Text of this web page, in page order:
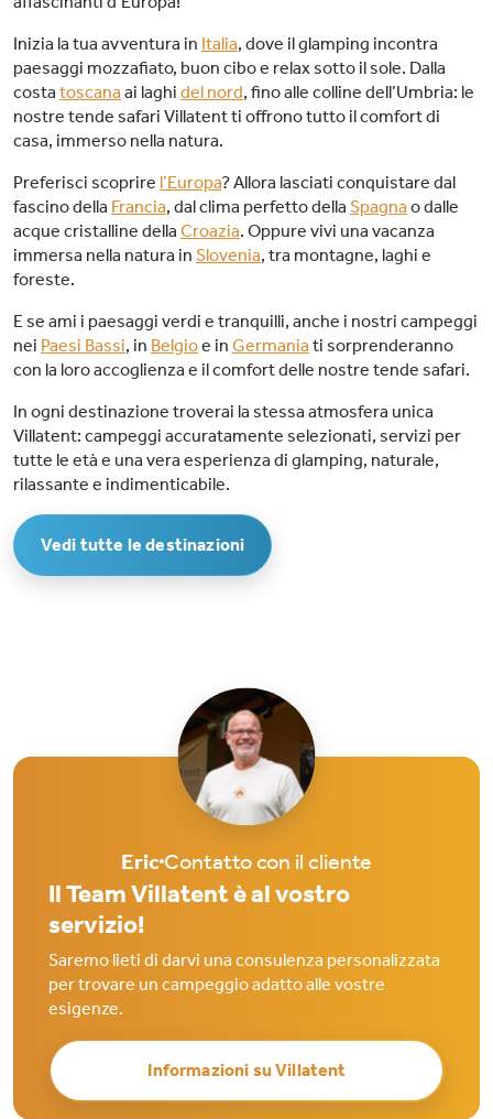
Inizia la tua avventura in Italia, dove il glamping incontra
paesaggi mozzafiato, buon cibo e relax sotto il sole. Dalla
costa toscana ai laghi del nord, fino alle colline dell’Umbria: le
nostre tende safari Villatent ti offrono tutto il comfort di
casa, immerso nella natura.
Preferisci scoprire l’Europa? Allora lasciati conquistare dal
fascino della Francia, dal clima perfetto della Spagna o dalle
acque cristalline della Croazia. Oppure vivi una vacanza
immersa nella natura in Slovenia, tra montagne, laghi e
foreste.
E se ami i paesaggi verdi e tranquilli, anche i nostri campeggi
nei Paesi Bassi, in Belgioe in Germania ti sorprenderanno
con la loro accoglienza e il comfort delle nostre tende safari.
In ogni destinazione troverai la stessa atmosfera unica
Villatent: campeggi accuratamente selezionati, servizi per
tutte le età e una vera esperienza di glamping, naturale,
rilassante e indimenticabile.
Vedi tutte le destinazioni
Eric Contatto con il cliente
Il Team Villatent è al vostro
servizio!
Saremo lieti di darvi una consulenza personalizzata
per trovare un campeggio adatto alle vostre
esigenze.
Informazioni su Villatent